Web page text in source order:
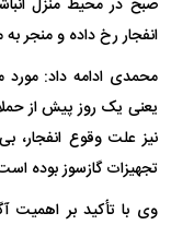
انفجار رخ داده و منجر
یعنی یک روز پیش از
نیز علت وقوع انفجار،
تجهیزات گازسوز بوده
وی با تأکید بر اهمیت